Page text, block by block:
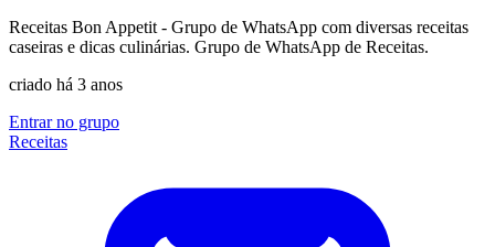
Receitas Bon Appetit - Grupo de WhatsApp com diversas receitas
caseiras e dicas culinárias. Grupo de WhatsApp de Receitas.
criado há 3 anos
Entrar no grupo
Receitas